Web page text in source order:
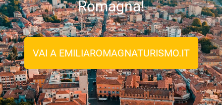
Romagna!
VAI A EMILIAROMAGNATURISMO.IT